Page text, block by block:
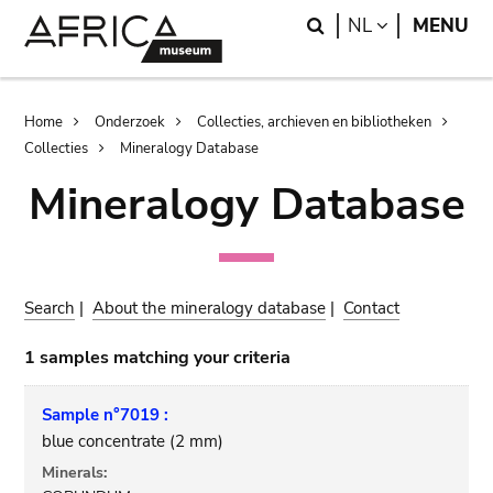
Search
NL LANGUAGE
MENU
Breadcrumb
Home Onderzoek
Collecties, archieven en bibliotheken
Collecties
Mineralogy Database
Mineralogy Database
Search |About the mineralogy database | Contact
1 samples matching your criteria
Sample n°7019 :
blue concentrate (2 mm)
Minerals: